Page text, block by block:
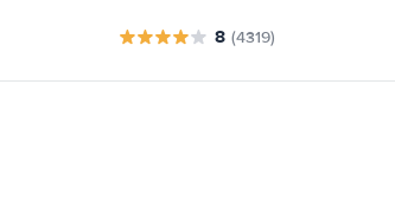
8 (4319)